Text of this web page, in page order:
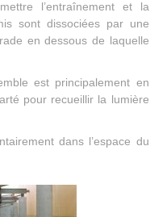
l’entraînement et la
sont dissociées par une
en dessous de laquelle
est principalement en
pour recueillir la lumière
dans l’espace du